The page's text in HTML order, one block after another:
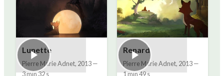
Lunette
Pierre Marie Adnet, 2013—
3 min 32 s
Renard
Pierre Marie Adnet, 2013—
1 min 49 s